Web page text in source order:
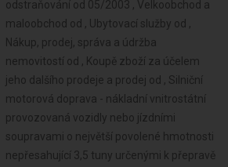
odstraňování od 05/2003 , Velkoobchod a
maloobchod od , Ubytovací služby od ,
Nákup, prodej, správa a údržba
nemovitostí od , Koupě zboží za účelem
jeho dalšího prodeje a prodej od , Silniční
motorová doprava - nákladní vnitrostátní
provozovaná vozidly nebo jízdními
soupravami o největší povolené hmotnosti
nepřesahující 3,5 tuny určenými k přepravě